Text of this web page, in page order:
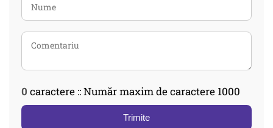
0 caractere :: Număr maxim de caractere 1000
Trimite